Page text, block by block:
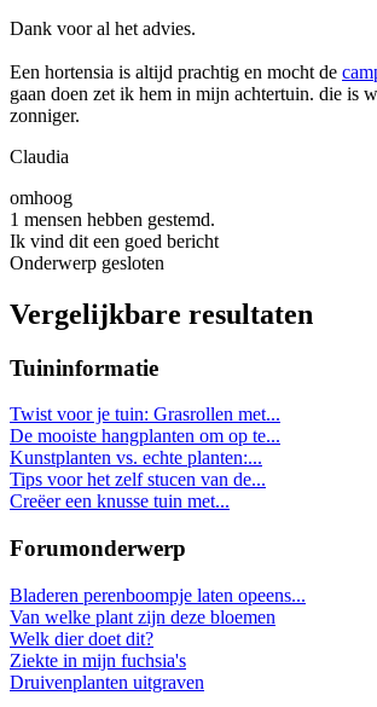
Dank voor al het advies.
Een hortensia is altijd prachtig en mocht de
gaan doen zet ik hem in mijn achtertuin. die is
zonniger.
Claudia
omhoog
1 mensen hebben gestemd.
Ik vind dit een goed bericht
Onderwerp gesloten
Vergelijkbare resultaten
Tuininformatie
Twist voor je tuin: Grasrollen met...
De mooiste hangplanten om op te...
Kunstplanten vs. echte planten:...
Tips voor het zelf stucen van de...
Creëer een knusse tuin met...
Forumonderwerp
Bladeren perenboompje laten opeens...
Van welke plant zijn deze bloemen
Welk dier doet dit?
Ziekte in mijn fuchsia's
Druivenplanten uitgraven